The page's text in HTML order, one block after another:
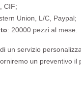
CIF;
Union, L/C, Paypal;
: 20000 pezzi al mese.
un servizio
un preventivo il